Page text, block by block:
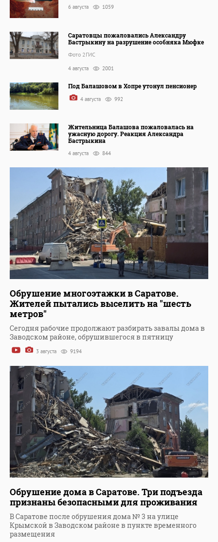
6 августа 1059
Саратовцы пожаловались Александру
Бастрыкину на разрушение особняка Мюфке
Фото 2ГИС
4 августа 2001
Под Балашовом в Хопре утонул пенсионер
4 августа 992
Жительница Балашова пожаловалась на
ужасную дорогу. Реакция Александра
Бастрыкина
4 августа 844
Обрушение многоэтажки в Саратове.
Жителей пытались выселить на "шесть
метров"
Сегодня рабочие продолжают разбирать завалы дома в
Заводском районе, обрушившегося в пятницу
3 августа 9194
Обрушение дома в Саратове. Три подъезда
признаны безопасными для проживания
В Саратове после обрушения дома № 3 на улице
Крымской в Заводском районе в пункте временного
размещения